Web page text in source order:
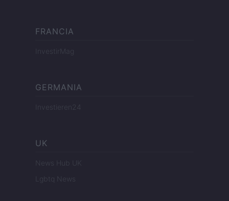
FRANCIA
InvestirMag
GERMANIA
Investieren24
UK
News Hub UK
Lgbtq News